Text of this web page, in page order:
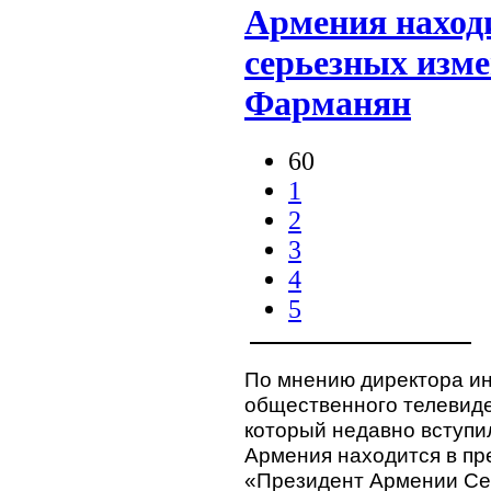
Армения
серьезных
Фарманян
60
1
2
3
4
5
По мнению директора
общественного
который недавно
Армения находится в
«Президент Армении